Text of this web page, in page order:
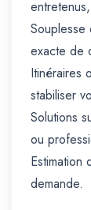
exacte de
Itinéraires
stabiliser
Solutions
ou
Estimation
demande.